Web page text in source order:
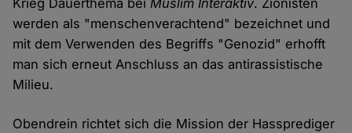
Krieg Dauerthema beiMuslim Interaktiv. Zionisten
werden als "menschenverachtend" bezeichnet und
mit dem Verwenden des Begriffs "Genozid" erhofft
man sich erneut Anschluss an das antirassistische
Milieu.
Obendrein richtet sich die Mission der Hassprediger